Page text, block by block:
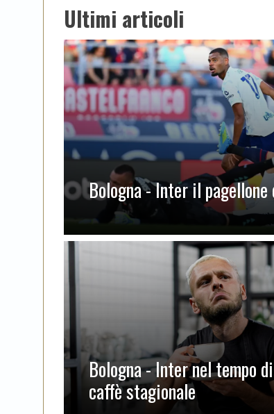
Ultimi articoli
Bologna - Inter il
Bologna - Inter nel tempo
caffè stagionale